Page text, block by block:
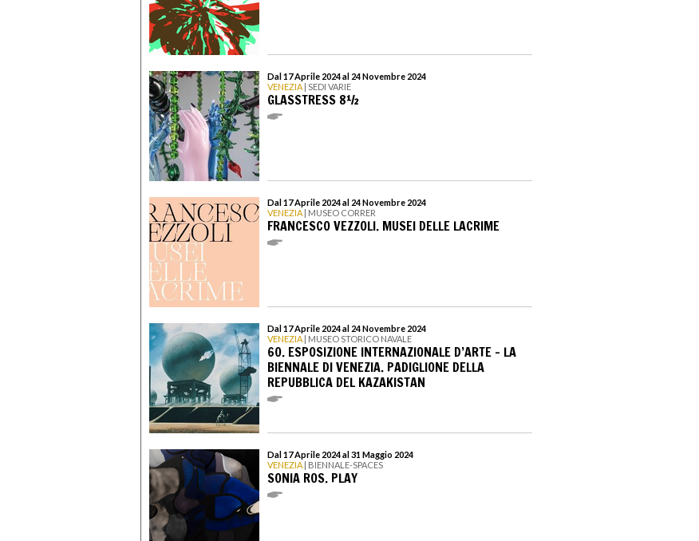
Dal 17 Aprile 2024 al 24 Novembre 2024
VENEZIA | SEDI VARIE
GLASSTRESS 8½
Dal 17 Aprile 2024 al 24 Novembre 2024
VENEZIA | MUSEO CORRER
FRANCESCO VEZZOLI. MUSEI DELLE LACRIME
Dal 17 Aprile 2024 al 24 Novembre 2024
VENEZIA | MUSEO STORICO NAVALE
60. ESPOSIZIONE INTERNAZIONALE D’ARTE – LA
BIENNALE DI VENEZIA. PADIGLIONE DELLA
REPUBBLICA DEL KAZAKISTAN
Dal 17 Aprile 2024 al 31 Maggio 2024
VENEZIA | BIENNALE-SPACES
SONIA ROS. PLAY